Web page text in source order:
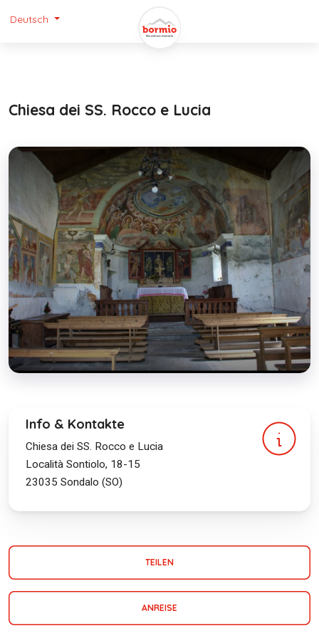
Deutsch
Chiesa dei SS. Rocco e Lucia
Info & Kontakte
Chiesa dei SS. Rocco e Lucia
Località Sontiolo, 18-15
23035 Sondalo (SO)
TEILEN
ANREISE